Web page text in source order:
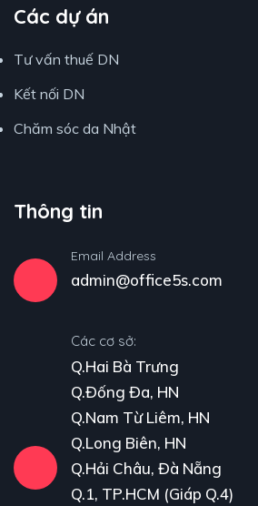
Các dự án
Tư vấn thuế DN
Kết nối DN
Chăm sóc da Nhật
Thông tin
Email Address
admin@office5s.com
Các cơ sở:
Q.Hai Bà Trưng
Q.Đống Đa, HN
Q.Nam Từ Liêm, HN
Q.Long Biên, HN
Q.Hải Châu, Đà Nẵng
Q.1, TP.HCM (Giáp Q.4)